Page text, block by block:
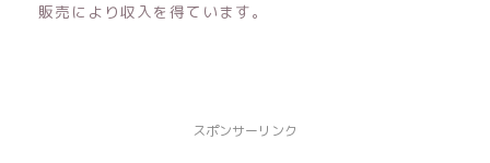
販売により収入を得ています。
スポンサーリンク